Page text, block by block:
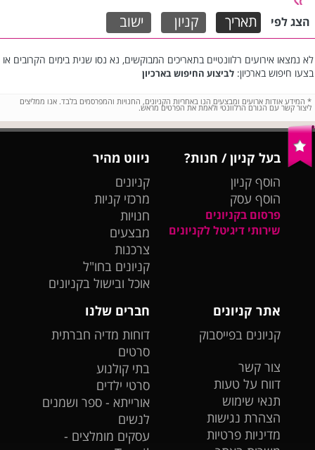
הצג לפי תאריך קניון ישוב
לא נמצאו אירועים רלוונטיים בתאריכים המבוקשים, נא נסו שנית בימים הקרובים או
בצעו חיפוש בארכיון: לביצוע החיפוש בארכיון
* המידע אודות ארועים ומבצעים הנו באחריות הקניונים, החנויות והמפרסמים בלבד. אנו ממליצים
ליצור קשר עם הגורם הרלוונטי ולאמת את הפרטים מראש.
בעל קניון / חנות?
הוסף קניון
הוסף עסק
פרסום בקניונים
שירותי דיגיטל לקניונים
ניווט מהיר
קניונים
מרכזי קניות
חנויות
מבצעים
צרכנות
קניונים בחו"ל
אוכל ובישול בקניונים
אתר קניונים
קניונים בפייסבוק
צור קשר
דווח על טעות
תנאי שימוש
הצהרת נגישות
מדיניות פרטיות
חברים שלנו
דוחות מדיה חברתית
סרטים
בתי קולנוע
סרטי ילדים
אורייתא - ספר ושמנים
לנשים
עסקים מומלצים -